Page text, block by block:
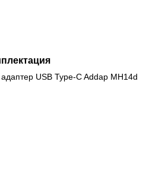
USB Type-C Addap MH14d